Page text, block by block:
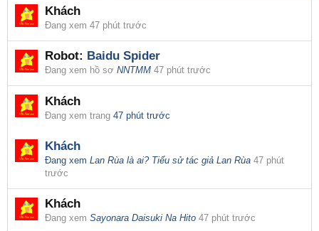
Khách
Đang xem 47 phút trước
Robot: Baidu Spider
Đang xem hồ sơ NNTMM 47 phút trước
Khách
Đang xem trang 47 phút trước
Khách
Đang xem Lan Rùa là ai? Tiểu sử tác giả Lan Rùa 47 phút
trước
Khách
Đang xem Sayonara Daisuki Na Hito 47 phút trước